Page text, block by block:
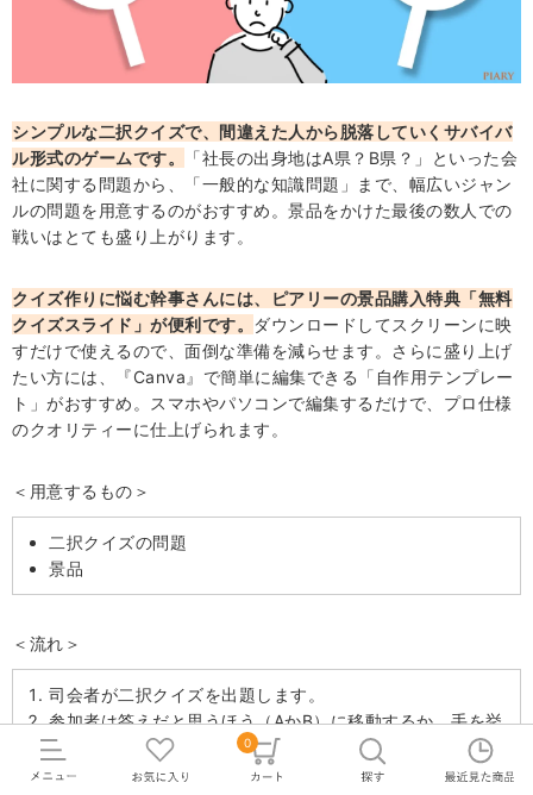
0
シンプルな二択クイズで、間違えた人から脱落していくサバイバ
ル形式のゲームです。
「社長の出身地はA県？B県？」といった会
社に関する問題から、「一般的な知識問題」まで、幅広いジャン
ルの問題を用意するのがおすすめ。景品をかけた最後の数人での
戦いはとても盛り上がります。
クイズ作りに悩む幹事さんには、ピアリーの景品購入特典「無料
クイズスライド」が便利です。
ダウンロードしてスクリーンに映
すだけで使えるので、面倒な準備を減らせます。さらに盛り上げ
たい方には、『Canva』で簡単に編集できる「自作用テンプレー
ト」がおすすめ。スマホやパソコンで編集するだけで、プロ仕様
のクオリティーに仕上げられます。
＜用意するもの＞
二択クイズの問題
景品
＜流れ＞
司会者が二択クイズを出題します。
参加者は答えだと思うほう（AかB）に移動するか、手を挙
げます。
不正解者はその場で着席。1～3を繰り返して最後まで残っ